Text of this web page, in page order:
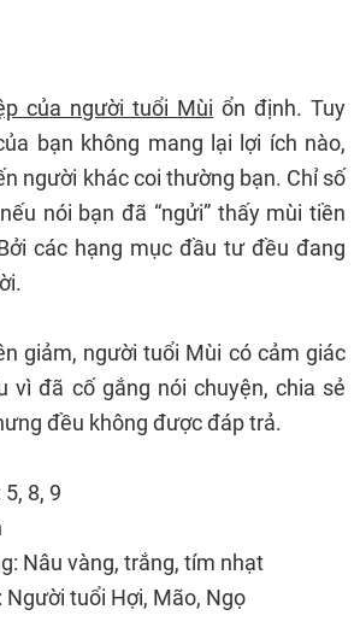
của người tuổi Mùi ổn định. Tuy
bạn không mang lại lợi ích nào,
người khác coi thường bạn. Chỉ số
nói bạn đã “ngửi” thấy mùi tiền
các hạng mục đầu tư đều đang
giảm, người tuổi Mùi có cảm giác
vì đã cố gắng nói chuyện, chia sẻ
đều không được đáp trả.
8, 9
Nâu vàng, trắng, tím nhạt
Người tuổi Hợi, Mão, Ngọ